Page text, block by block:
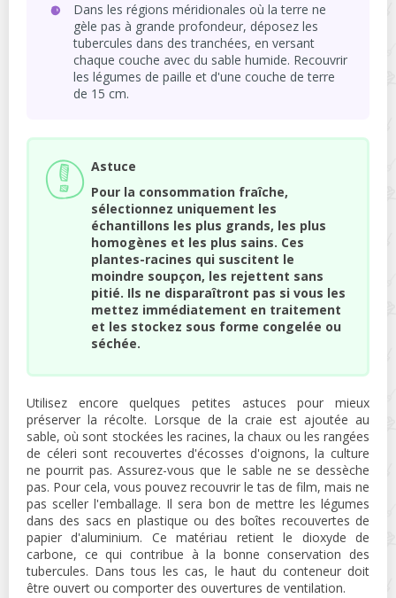
Dans les régions méridionales où la terre ne
gèle pas à grande profondeur, déposez les
tubercules dans des tranchées, en versant
chaque couche avec du sable humide. Recouvrir
les légumes de paille et d'une couche de terre
de 15 cm.
Astuce
Pour la consommation fraîche,
sélectionnez uniquement les
échantillons les plus grands, les plus
homogènes et les plus sains. Ces
plantes-racines qui suscitent le
moindre soupçon, les rejettent sans
pitié. Ils ne disparaîtront pas si vous les
mettez immédiatement en traitement
et les stockez sous forme congelée ou
séchée.
Utilisez encore quelques petites astuces pour mieux
préserver la récolte. Lorsque de la craie est ajoutée au
sable, où sont stockées les racines, la chaux ou les rangées
de céleri sont recouvertes d'écosses d'oignons, la culture
ne pourrit pas. Assurez-vous que le sable ne se dessèche
pas. Pour cela, vous pouvez recouvrir le tas de film, mais ne
pas sceller l'emballage. Il sera bon de mettre les légumes
dans des sacs en plastique ou des boîtes recouvertes de
papier d'aluminium. Ce matériau retient le dioxyde de
carbone, ce qui contribue à la bonne conservation des
tubercules. Dans tous les cas, le haut du conteneur doit
être ouvert ou comporter des ouvertures de ventilation.